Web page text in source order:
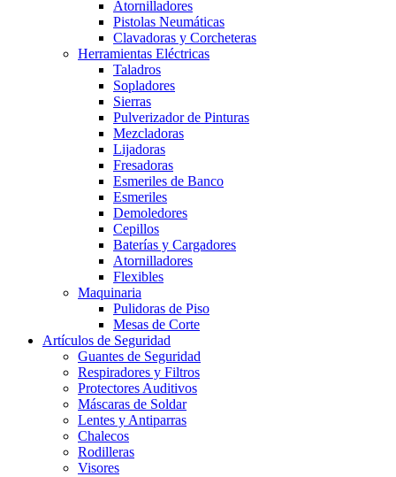
Atornilladores
Pistolas Neumáticas
Clavadoras y Corcheteras
Herramientas Eléctricas
Taladros
Sopladores
Sierras
Pulverizador de Pinturas
Mezcladoras
Lijadoras
Fresadoras
Esmeriles de Banco
Esmeriles
Demoledores
Cepillos
Baterías y Cargadores
Atornilladores
Flexibles
Maquinaria
Pulidoras de Piso
Mesas de Corte
Artículos de Seguridad
Guantes de Seguridad
Respiradores y Filtros
Protectores Auditivos
Máscaras de Soldar
Lentes y Antiparras
Chalecos
Rodilleras
Visores